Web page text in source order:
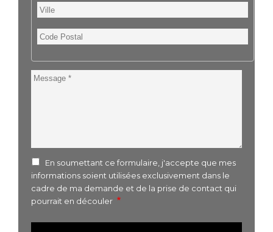
Ville
Code
Postal
Message
En soumettant ce formulaire, j'accepte que mes
informations soient utilisées exclusivement dans le
cadre de ma demande et de la prise de contact qui
pourrait en découler